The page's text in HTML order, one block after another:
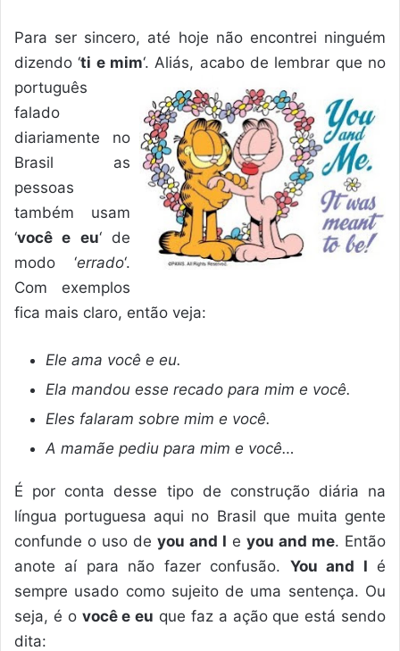
Para ser sincero, até hoje não encontrei ninguém
dizendo ‘ti e mim‘. Aliás, acabo de lembrar que no
português
falado
diariamente no
Brasil as
pessoas
também usam
‘você e eu‘ de
modo ‘errado‘.
Com exemplos
fica mais claro, então veja:
Ele ama você e eu.
Ela mandou esse recado para mim e você.
Eles falaram sobre mim e você.
A mamãe pediu para mim e você…
É por conta desse tipo de construção diária na
língua portuguesa aqui no Brasil que muita gente
confunde o uso de you and I e you and me. Então
anote aí para não fazer confusão. You and I é
sempre usado como sujeito de uma sentença. Ou
seja, é o você e eu que faz a ação que está sendo
dita: